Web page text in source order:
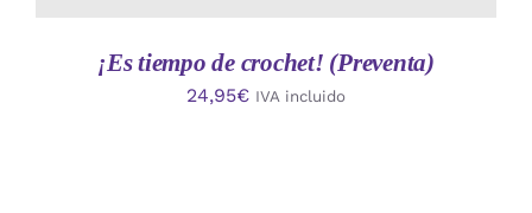
¡Es tiempo de crochet! (Preventa)
24,95€ IVA incluido